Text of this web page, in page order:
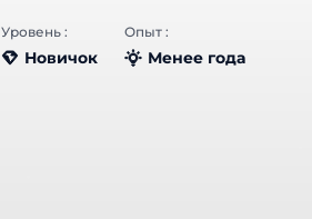
Уровень :
Новичок
Опыт :
Менее года